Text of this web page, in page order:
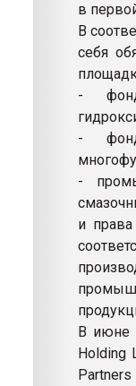
в
В
себя
-
-
-
и
В июне
Holding